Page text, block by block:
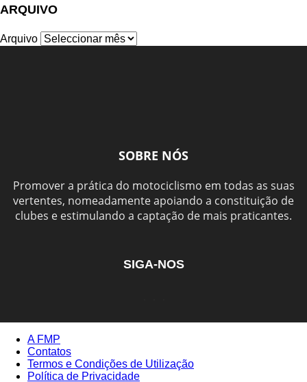
ARQUIVO
Arquivo
SOBRE NÓS
Promover a prática do motociclismo em todas as suas
vertentes, nomeadamente apoiando a constituição de
clubes e estimulando a captação de mais praticantes.
SIGA-NOS
A FMP
Contatos
Termos e Condições de Utilização
Política de Privacidade